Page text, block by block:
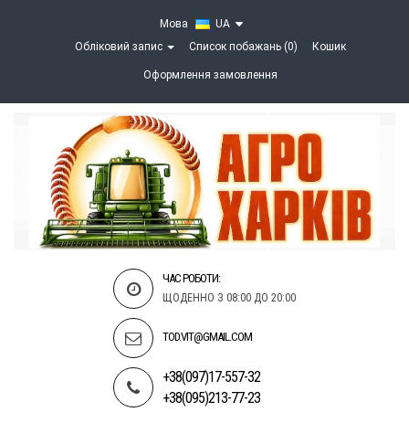
Мова
UA
Обліковий запис
Список побажань (0) Кошик
Оформлення замовлення
ЧАС РОБОТИ:
ЩОДЕННО З 08:00 ДО 20:00
TOD.VIT@GMAIL.COM
+38(097)17-557-32
+38(095)213-77-23